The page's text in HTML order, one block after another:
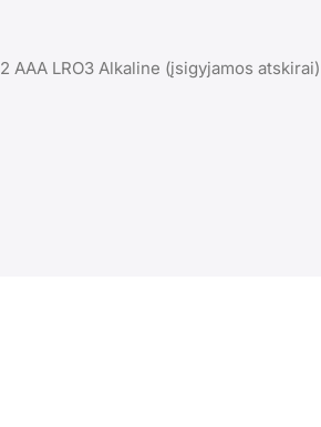
2 AAA LRO3 Alkaline (įsigyjamos atskirai)